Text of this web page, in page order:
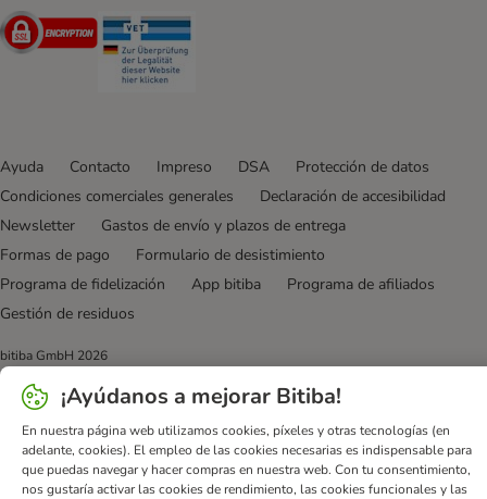
Security
Ayuda Contacto Impreso DSA
Protección de datos
Condiciones comerciales generales
Declaración de accesibilidad
Newsletter
Gastos de envío y plazos de entrega
Formas de pago
Formulario de desistimiento
Programa de fidelización
App bitiba
Programa de afiliados
Gestión de residuos
bitiba GmbH 2026
¡Ayúdanos a mejorar Bitiba!
En nuestra página web utilizamos cookies, píxeles y otras tecnologías (en
adelante, cookies). El empleo de las cookies necesarias es indispensable para
que puedas navegar y hacer compras en nuestra web. Con tu consentimiento,
nos gustaría activar las cookies de rendimiento, las cookies funcionales y las